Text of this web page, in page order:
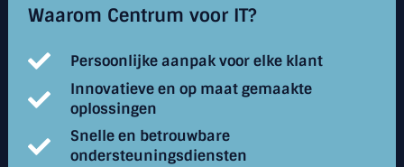
Waarom Centrum voor IT?
Persoonlijke aanpak voor elke klant
Innovatieve en op maat gemaakte
oplossingen
Snelle en betrouwbare
ondersteuningsdiensten